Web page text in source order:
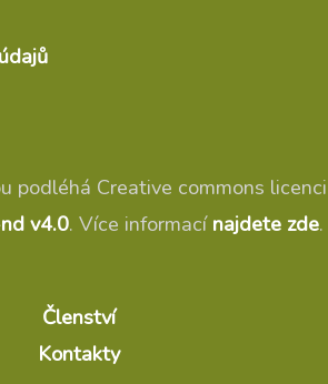
podléhá Creative commons licenci
v4.0. Více informací najdete zde.
Členství
Kontakty